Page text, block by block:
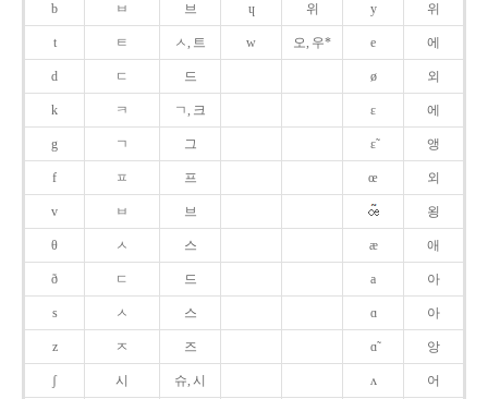
b ㅂ 브 ɥ 위 y 위
t ㅌ ㅅ, 트 w 오, 우* e 에
d ㄷ 드 ø 외
k ㅋ ㄱ, 크 ɛ 에
g ㄱ 그 ɛ̃ 앵
f ㅍ 프 œ 외
v ㅂ 브 욍
θ ㅅ 스 æ 애
ð ㄷ 드 a 아
s ㅅ 스 ɑ 아
z ㅈ 즈 ɑ̃ 앙
ʃ 시 슈, 시 ʌ 어